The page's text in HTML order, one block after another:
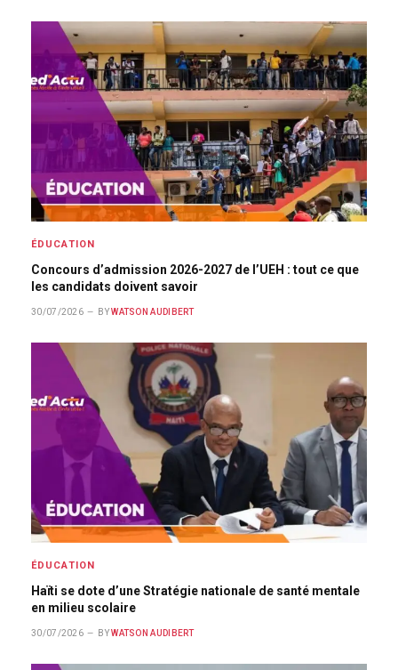
ÉDUCATION
Concours d’admission 2026-2027 de l’UEH : tout ce que
les candidats doivent savoir
30/07/2026 BY WATSON AUDIBERT
ÉDUCATION
Haïti se dote d’une Stratégie nationale de santé mentale
en milieu scolaire
30/07/2026 BY WATSON AUDIBERT